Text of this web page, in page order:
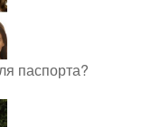
паспорта?